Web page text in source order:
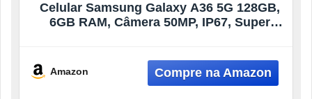
Celular Samsung Galaxy A36 5G 128GB,
6GB RAM, Câmera 50MP, IP67, Super
Amazon